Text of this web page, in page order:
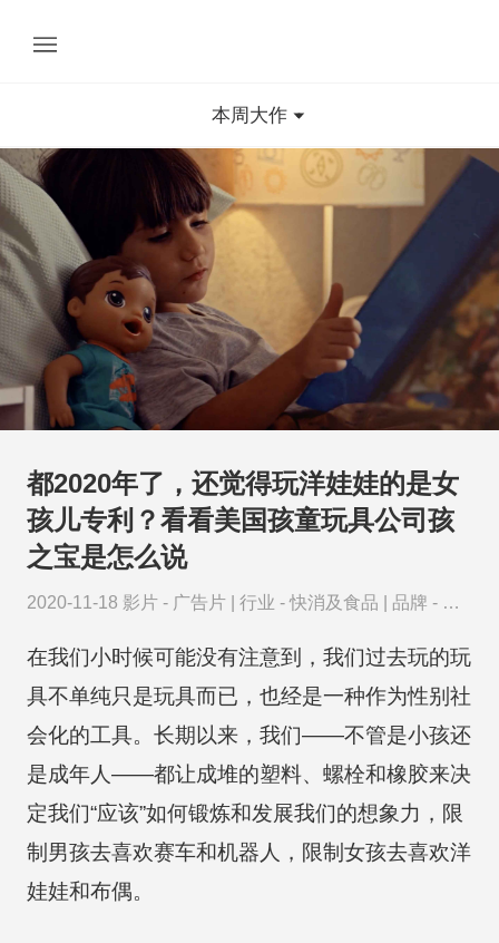
本周大作
都2020年了，还觉得玩洋娃娃的是女
孩儿专利？看看美国孩童玩具公司孩
之宝是怎么说
2020-11-18 影片 - 广告片 行业 -快消及食品 品牌 - 孩
在我们小时候可能没有注意到，我们过去玩的玩
具不单纯只是玩具而已，也经是一种作为性别社
会化的工具。长期以来，我们——不管是小孩还
是成年人——都让成堆的塑料、螺栓和橡胶来决
定我们“应该”如何锻炼和发展我们的想象力，限
制男孩去喜欢赛车和机器人，限制女孩去喜欢洋
娃娃和布偶。